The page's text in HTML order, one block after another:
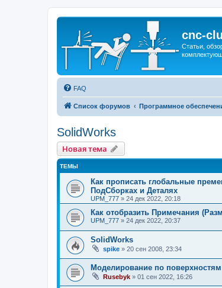
cnc-
Статьи,
FAQ
Список форумов Программное
SolidWorks
Новая тема
ТЕМЫ
Как прописать глобальные
ПодСборках и Деталях
UPM_777 » 24 дек 2022, 20:18
Как отобразить Примечания
UPM_777 » 24 дек 2022, 20:37
SolidWorks
spike » 20 сен 2008, 23:34
Моделирование по поверхностям
Rusebyk » 01 сен 2022, 16:26